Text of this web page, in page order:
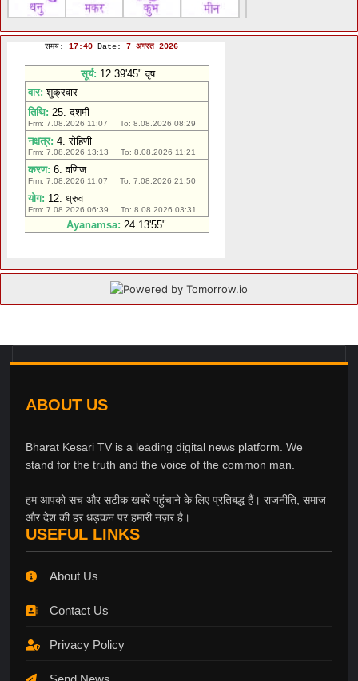
ABOUT US
Bharat Kesari TV is a leading digital news platform. We
stand for the truth and the voice of the common man.
हम आपको सच और सटीक खबरें पहुंचाने के लिए प्रतिबद्ध हैं। राजनीति, समाज
और देश की हर धड़कन पर हमारी नज़र है।
USEFUL LINKS
About Us
Contact Us
Privacy Policy